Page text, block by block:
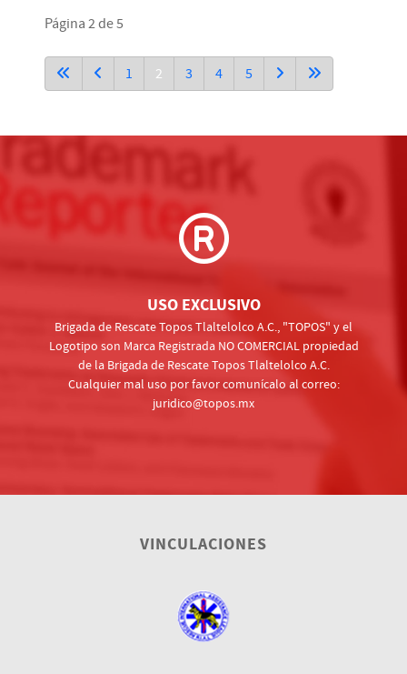
Página 2 de 5
1 2 3 4 5
USO EXCLUSIVO
Brigada de Rescate Topos Tlaltelolco A.C., "TOPOS" y el
Logotipo son Marca Registrada NO COMERCIAL propiedad
de la Brigada de Rescate Topos Tlaltelolco A.C.
Cualquier mal uso por favor comunícalo al correo:
juridico@topos.mx
VINCULACIONES